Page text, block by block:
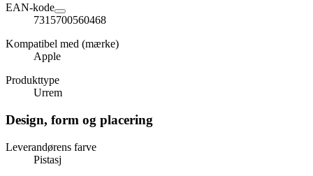
EAN-kode
7315700560468
Kompatibel med (mærke)
Apple
Produkttype
Urrem
Design, form og placering
Leverandørens farve
Pistasj